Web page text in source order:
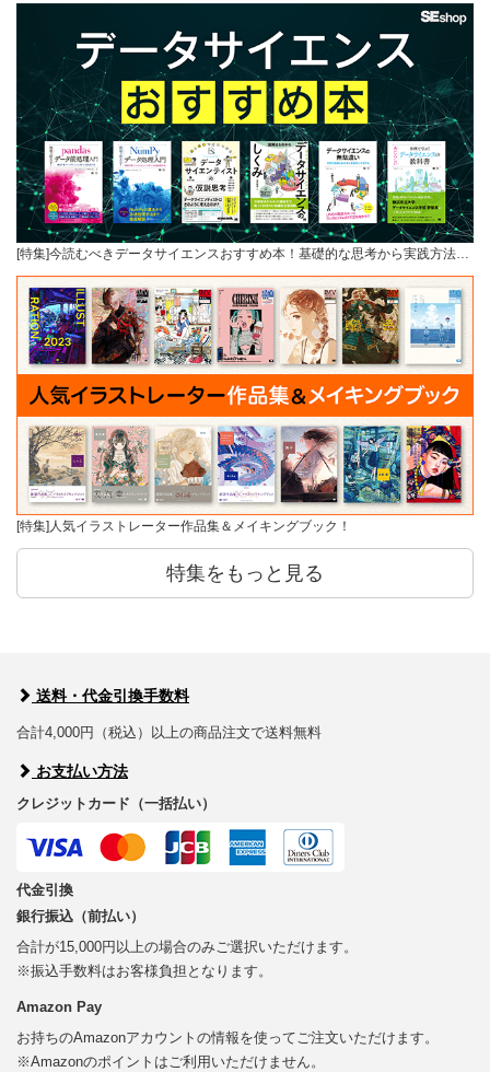
[特集]今読むべきデータサイエンスおすすめ本！基礎的な思考から実践方法…
[特集]人気イラストレーター作品集＆メイキングブック！
特集をもっと見る
送料・代金引換手数料
合計4,000円（税込）以上の商品注文で送料無料
お支払い方法
クレジットカード（一括払い）
代金引換
銀行振込（前払い）
合計が15,000円以上の場合のみご選択いただけます。
※振込手数料はお客様負担となります。
Amazon Pay
お持ちのAmazonアカウントの情報を使ってご注文いただけます。
※Amazonのポイントはご利用いただけません。